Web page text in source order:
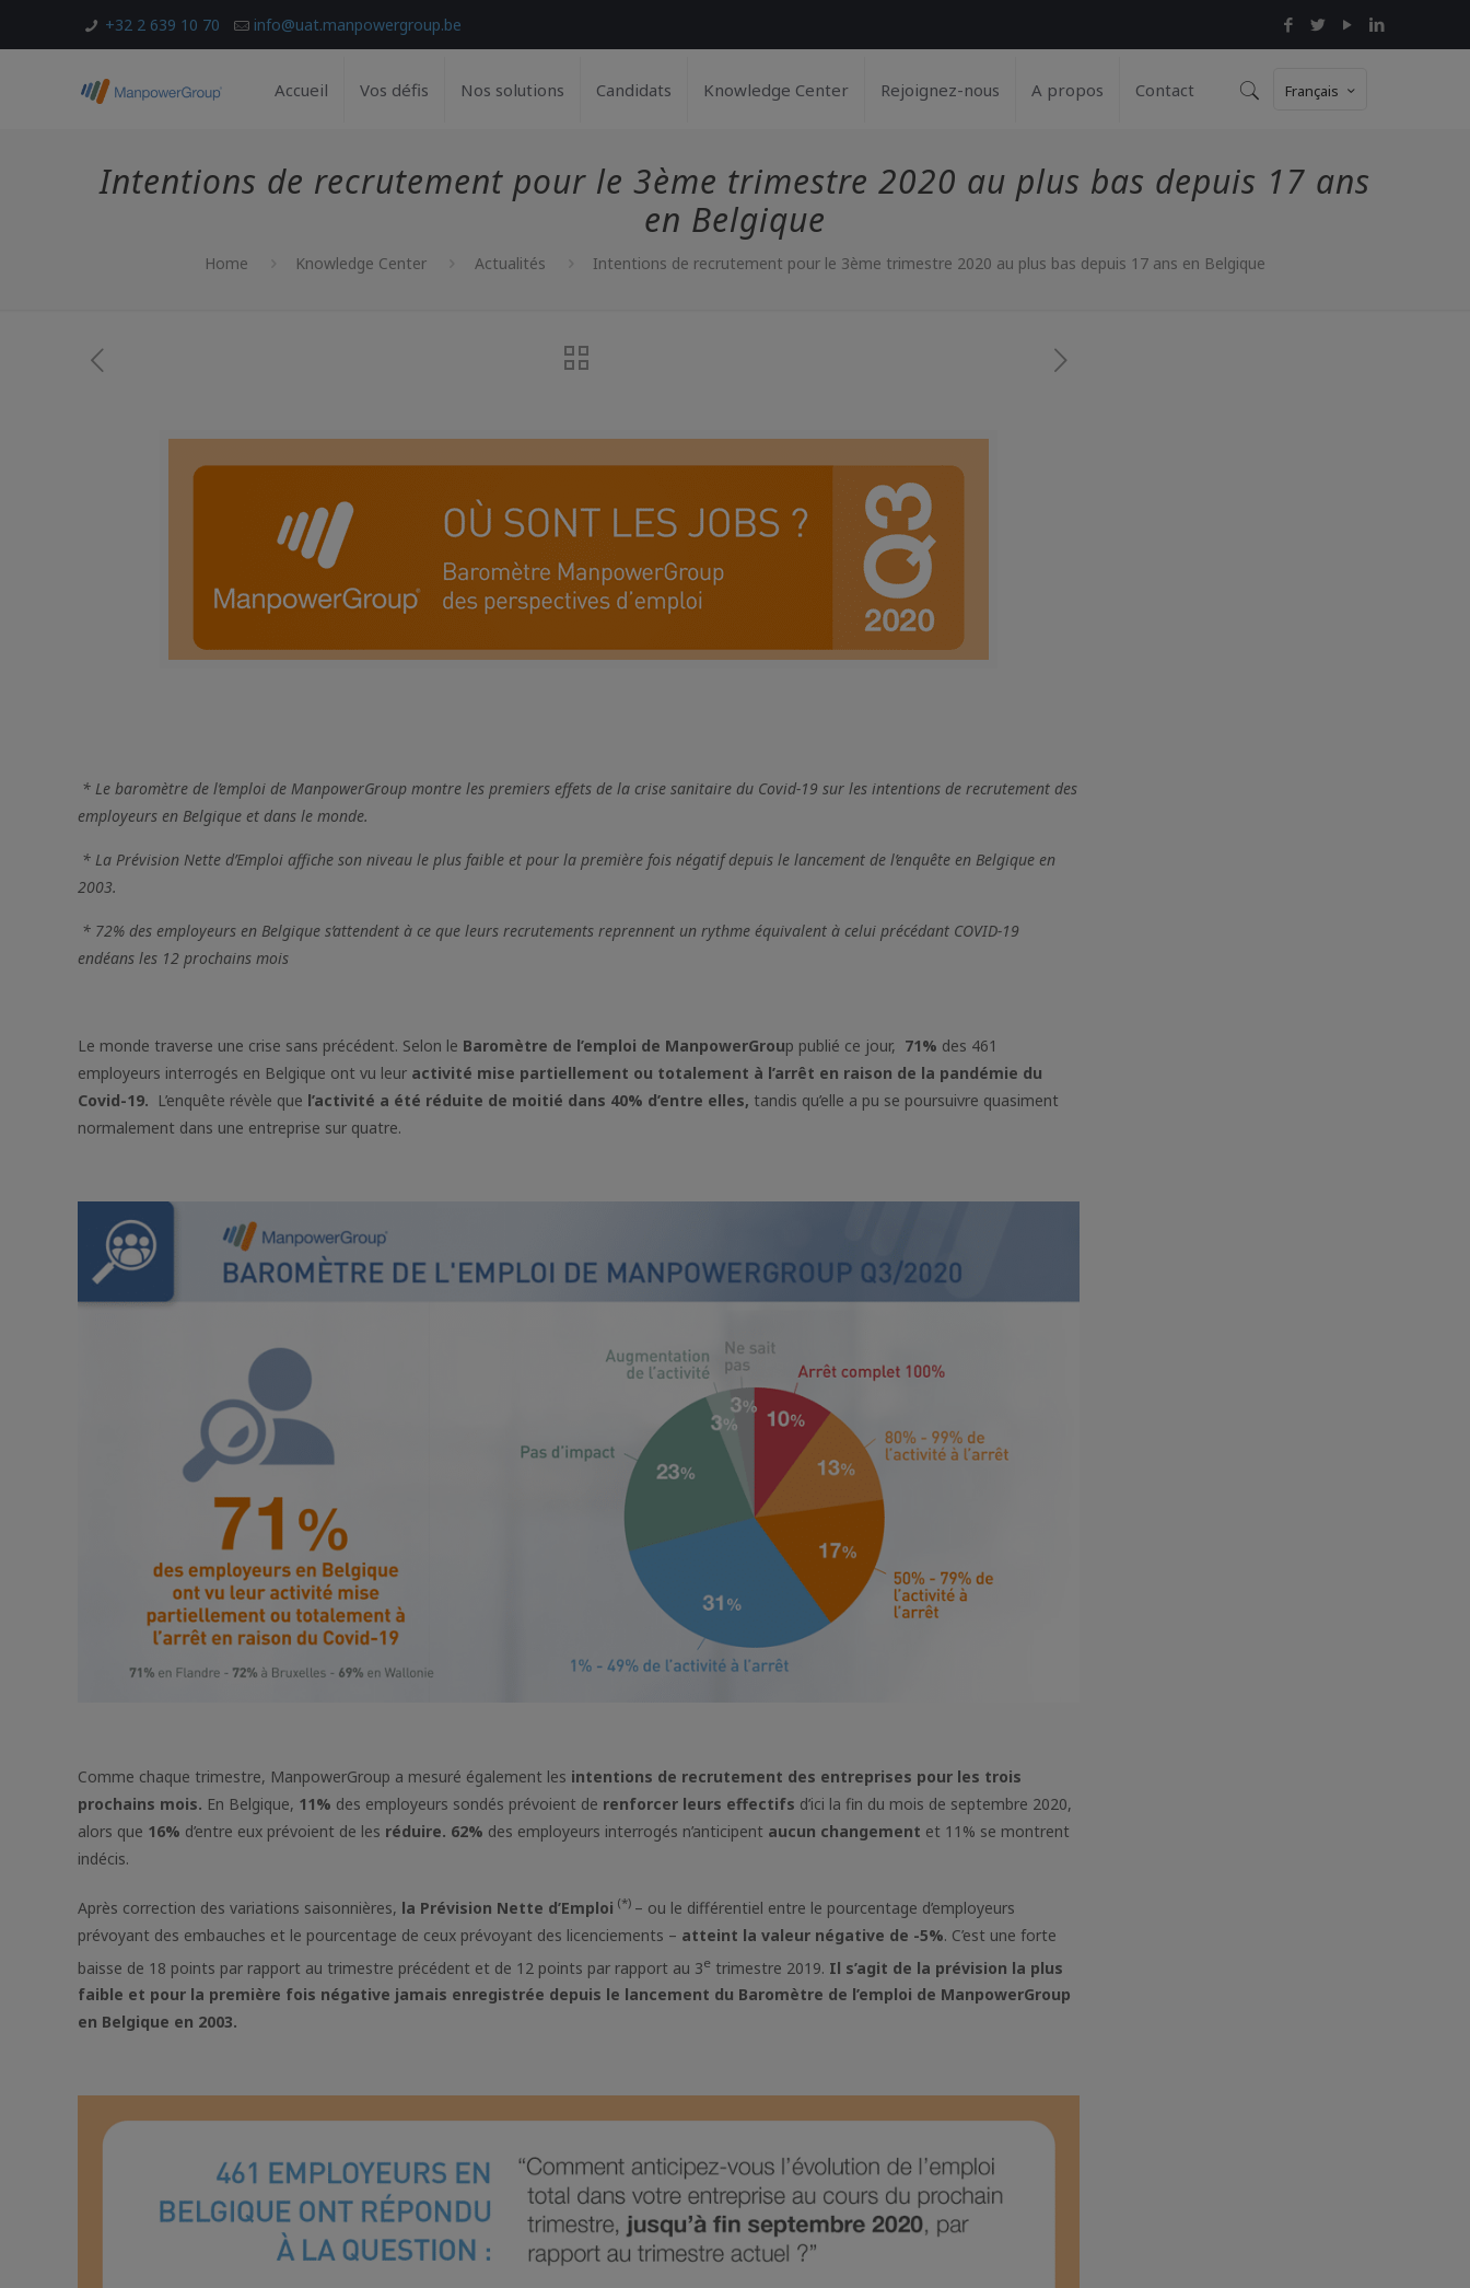
+32 2 639 10 70 info@uat.manpowergroup.be
Accueil Vos défis Nos solutions Candidats Knowledge Center Rejoignez-nous A propos Contact Français
Intentions de recrutement pour le 3ème trimestre 2020 au plus bas depuis 17 ans
en Belgique
Home Knowledge Center Actualités Intentions de recrutement pour le 3ème trimestre 2020 au plus bas depuis 17 ans en Belgique
*Le baromètre de l’emploi de ManpowerGroup montre les premiers effets de la crise sanitaire du Covid-19 sur les intentions de recrutement des
employeurs en Belgique et dans le monde.
* La Prévision Nette d’Emploi affiche son niveau le plus faible et pour la première fois négatif depuis le lancement de l’enquête en Belgique en
2003.
* 72% des employeurs en Belgique s’attendent à ce que leurs recrutements reprennent un rythme équivalent à celui précédant COVID-19
endéans les 12 prochains mois
Le monde traverse une crise sans précédent. Selon le Baromètre de l’emploi de ManpowerGroup publié ce jour, 71% des 461
employeurs interrogés en Belgique ont vu leur activité mise partiellement ou totalement à l’arrêt en raison de la pandémie du
Covid-19. L’enquête révèle que l’activité a été réduite de moitié dans 40% d’entre elles, tandis qu’elle a pu se poursuivre quasiment
normalement dans une entreprise sur quatre.
Comme chaque trimestre, ManpowerGroup a mesuré également les intentions de recrutement des entreprises pour les trois
prochains mois. En Belgique, 11% des employeurs sondés prévoient de renforcer leurs effectifs d’ici la fin du mois de septembre 2020,
alors que 16% d’entre eux prévoient de les réduire. 62% des employeurs interrogés n’anticipent aucun changement et 11% se montrent
indécis.
Après correction des variations saisonnières, la Prévision Nette d’Emploi (*) – ou le différentiel entre le pourcentage d’employeurs
prévoyant des embauches et le pourcentage de ceux prévoyant des licenciements – atteint la valeur négative de -5%. C’est une forte
baisse de 18 points par rapport au trimestre précédent et de 12 points par rapport au 3e trimestre 2019. Il s’agit de la prévision la plus
faible et pour la première fois négative jamais enregistrée depuis le lancement du Baromètre de l’emploi de ManpowerGroup
en Belgique en 2003.